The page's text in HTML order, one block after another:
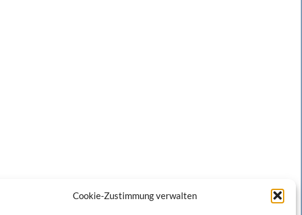
Cookie-Zustimmung verwalten